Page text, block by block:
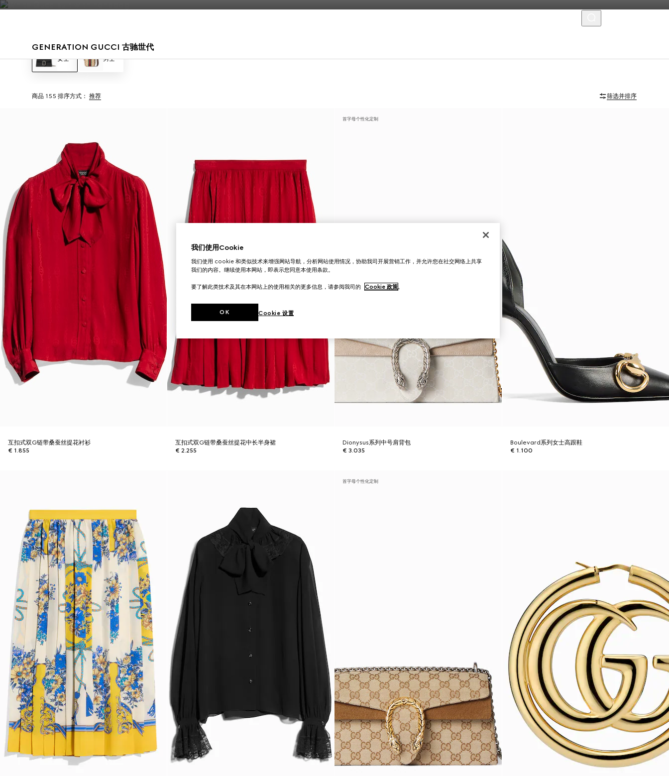
GENERATION GUCCI 古驰世代
女士 男士
商品 155 排序方式： 推荐 筛选并排序
互扣式双G链带桑蚕丝提花衬衫
€ 1.855
互扣式双G链带桑蚕丝提花中长半身裙
€ 2.255
首字母个性化定制
Dionysus系列中号肩背包
€ 3.035
Boulevard系列女士高跟鞋
€ 1.100
首字母个性化定制
我们使用Cookie
我们使用 cookie 和类似技术来增强网站导航，分析网站使用情况，协助我司开展营销工作，并允许您在社交网络上共享
我们的内容。继续使用本网站，即表示您同意本使用条款。
要了解此类技术及其在本网站上的使用相关的更多信息，请参阅我司的 Cookie 政策。
Cookie 设置
OK